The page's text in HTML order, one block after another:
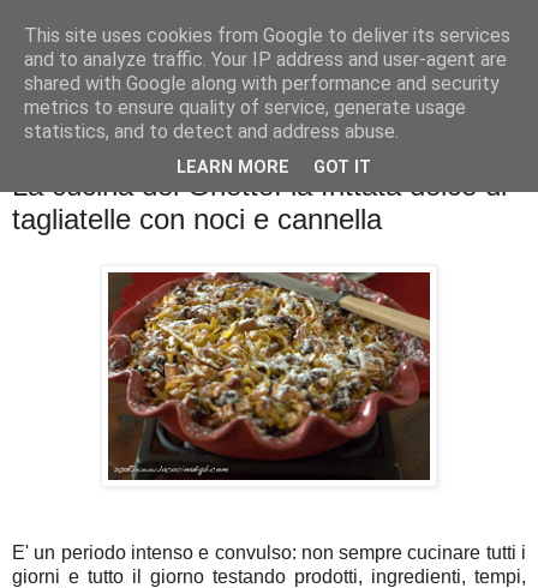
La cucina di QB
Se l'uomo è ciò che mangia il cuoco è ciò che cucina?
La cucina del Ghetto: la frittata dolce di
tagliatelle con noci e cannella
E' un periodo intenso e convulso: non sempre cucinare tutti i
giorni e tutto il giorno testando prodotti, ingredienti, tempi,
This site uses cookies from Google to deliver its services
and to analyze traffic. Your IP address and user-agent are
shared with Google along with performance and security
metrics to ensure quality of service, generate usage
statistics, and to detect and address abuse.
LEARN MORE GOT IT